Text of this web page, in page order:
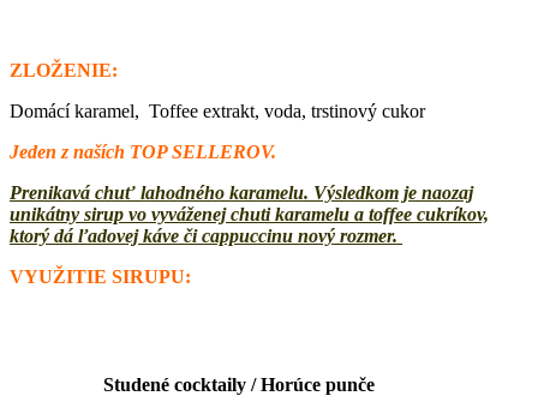
ZLOŽENIE:
Domácí karamel, Toffee extrakt, voda, trstinový cukor
Jeden z naších TOP SELLEROV.
Prenikavá chuť lahodného karamelu. Výsledkom je naozaj
unikátny sirup vo vyváženej chuti karamelu a toffee cukríkov,
ktorý dá ľadovej káve či cappuccinu nový rozmer.
VYUŽITIE SIRUPU:
Studené cocktaily / Horúce punče